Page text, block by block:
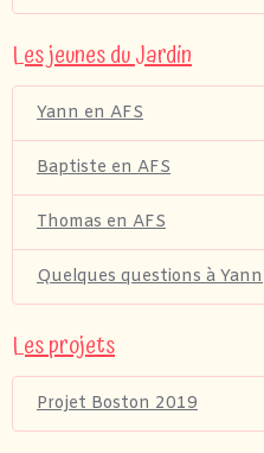
Les jeunes du Jardin
Yann en AFS
Baptiste en AFS
Thomas en AFS
Quelques questions à Yann
Les projets
Projet Boston 2019